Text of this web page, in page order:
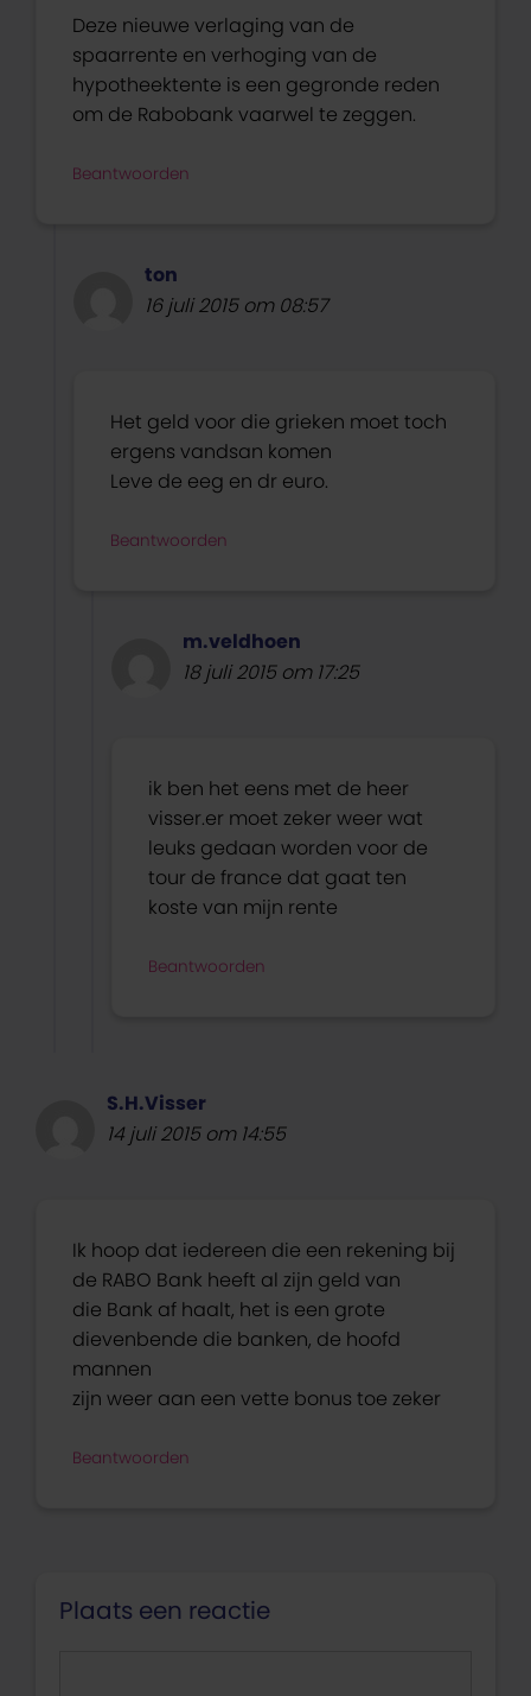
Deze nieuwe verlaging van de
spaarrente en verhoging van de
hypotheektente is een gegronde reden
om de Rabobank vaarwel te zeggen.
Beantwoorden
ton
16 juli 2015 om 08:57
Het geld voor die grieken moet toch
ergens vandsan komen
Leve de eeg en dr euro.
Beantwoorden
m.veldhoen
18 juli 2015 om 17:25
ik ben het eens met de heer
visser.er moet zeker weer wat
leuks gedaan worden voor de
tour de france dat gaat ten
koste van mijn rente
Beantwoorden
S.H.Visser
14 juli 2015 om 14:55
Ik hoop dat iedereen die een rekening bij
de RABO Bank heeft al zijn geld van
die Bank af haalt, het is een grote
dievenbende die banken, de hoofd
mannen
zijn weer aan een vette bonus toe zeker
Beantwoorden
Plaats een reactie